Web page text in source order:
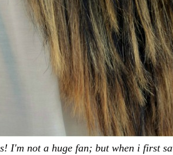
I'm not a huge fan; but when i first